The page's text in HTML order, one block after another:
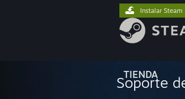
TIENDA
Instalar Steam
Soporte